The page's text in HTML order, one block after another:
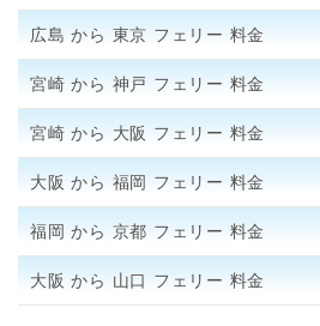
広島 から 東京 フェリー 料金
宮崎 から 神戸 フェリー 料金
宮崎 から 大阪 フェリー 料金
大阪 から 福岡 フェリー 料金
福岡 から 京都 フェリー 料金
大阪 から 山口 フェリー 料金